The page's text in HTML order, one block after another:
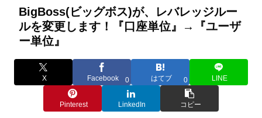
BigBoss(ビッグボス)が、レバレッジルー
ルを変更します！『口座単位』→『ユーザ
ー単位』
X Facebook 0 はてブ 0 LINE
Pinterest LinkedIn コピー